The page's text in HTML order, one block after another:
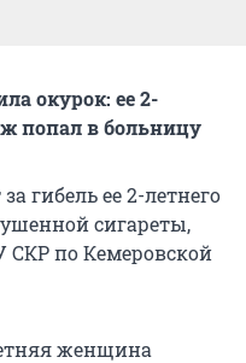
окурок: ее 2-
попал в больницу
гибель ее 2-летнего
сигареты,
СКР по Кемеровской
женщина